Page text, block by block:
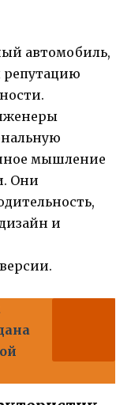
автомобиль,
репутацию
мышление
Они
и